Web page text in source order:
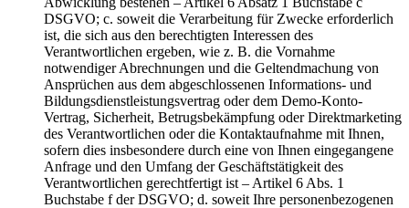
DSGVO; c. soweit die Verarbeitung für Zwecke erforderlich
ist, die sich aus den berechtigten Interessen des
Verantwortlichen ergeben, wie z. B. die Vornahme
notwendiger Abrechnungen und die Geltendmachung von
Ansprüchen aus dem abgeschlossenen Informations- und
Bildungsdienstleistungsvertrag oder dem Demo-Konto-
Vertrag, Sicherheit, Betrugsbekämpfung oder Direktmarketing
des Verantwortlichen oder die Kontaktaufnahme mit Ihnen,
sofern dies insbesondere durch eine von Ihnen eingegangene
Anfrage und den Umfang der Geschäftstätigkeit des
Verantwortlichen gerechtfertigt ist – Artikel 6 Abs. 1
Buchstabe f der DSGVO; d. soweit Ihre personenbezogenen